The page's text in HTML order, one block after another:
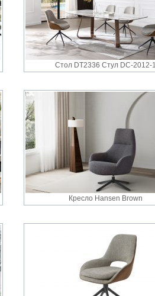
Стол DT2336 Стул DC-2012-1
Кресло Hansen Brown